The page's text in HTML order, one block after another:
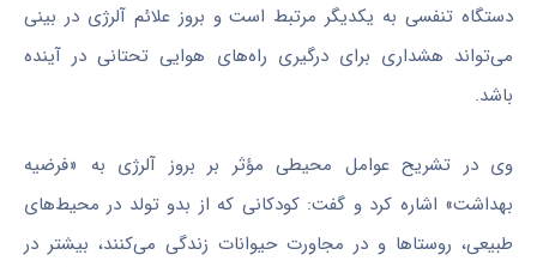
دستگاه تنفسی به یکدیگر مرتبط است و بروز علائم آلرژی در بینی
می‌تواند هشداری برای درگیری راه‌های هوایی تحتانی در آینده
باشد.
وی در تشریح عوامل محیطی مؤثر بر بروز آلرژی به «فرضیه
بهداشت» اشاره کرد و گفت: کودکانی که از بدو تولد در محیط‌های
طبیعی، روستاها و در مجاورت حیوانات زندگی می‌کنند، بیشتر در